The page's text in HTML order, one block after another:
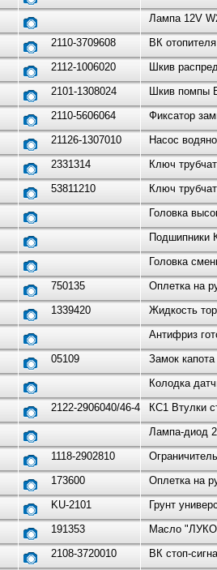
Лампа 12V
2110-3709608
ВК
2112-1006020
Шкив
2101-1308024
Шкив помпы
2110-5606064
Фиксатор
21126-1307010
Насос
2331314
Ключ
53811210
Ключ
Головка
Подшипники
Головка
750135
Оплетка на
1339420
Жидкость
Антифриз
05109
Замок
Колодка
2122-2906040/46-4шт.КС1 Втулки
Лампа-диод
1118-2902810
173600
Оплетка на
KU-2101
Грунт
191353
Масло
2108-3720010
ВК стоп-